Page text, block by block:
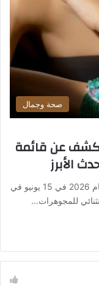
صحة وجمال
عن قائمة
الأبرز
• افتتاح أولى فعاليّات سلسلة “جواهر العالم” لعام 2026 في 15 يونيو في
للمجوهرات…